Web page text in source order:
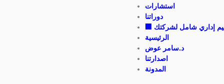
استشارات
دوراتنا
إداري شامل لشركتك
الرئيسية
د.سامر عوض
اصدارتنا
المدونة